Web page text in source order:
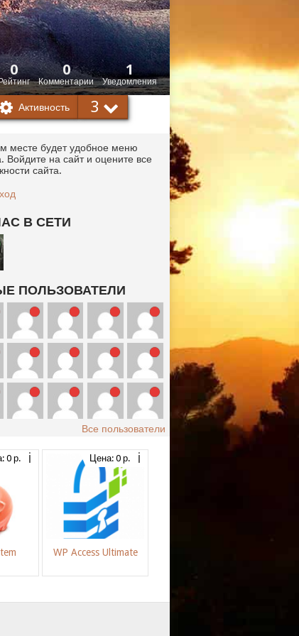
0
Комментарии
0
Уведомления
1
Активность 3
месте будет удобное меню
Войдите на сайт и оцените все
сайта.
В СЕТИ
ПОЛЬЗОВАТЕЛИ
Все пользователи
0 р. Цена: 0 р.
WP Access Ultimate